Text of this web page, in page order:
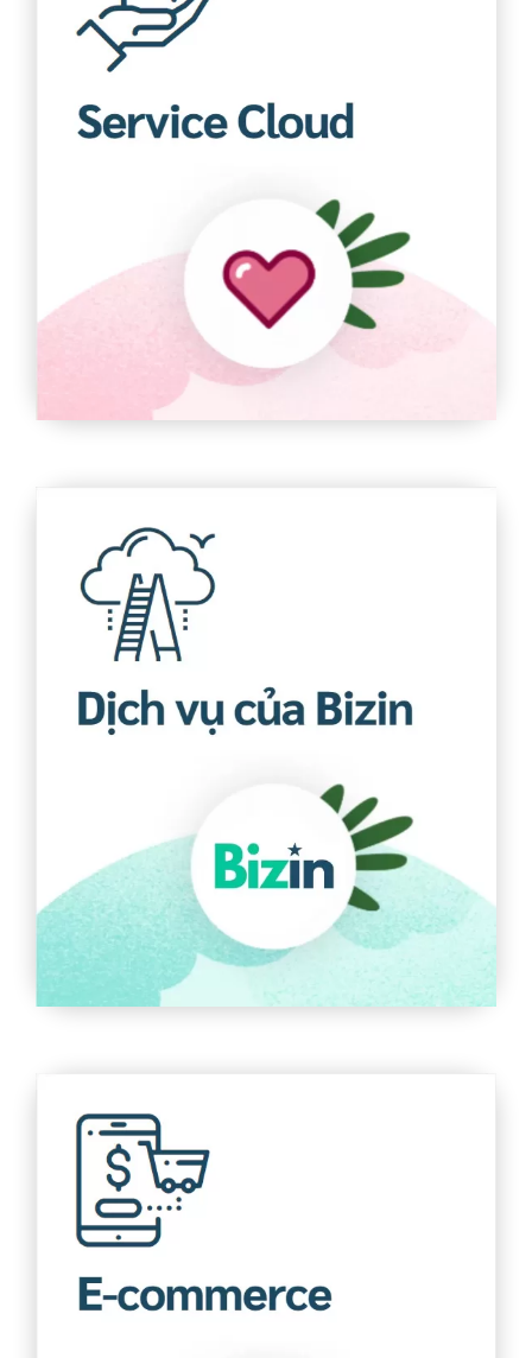
Cung cấp các công cụ để xử lý tình huống, cơ sở dữ
liệu, hỗ trợ đa kênh, tự động hóa và phân tích, cho
phép khách hàng trải nghiệm dịch vụ chăm sóc đặc
biệt
Tìm hiểu thêm
Dịch vụ của Bizin
Bizin khẳng định sự chuyên nghiệp thông qua các
dich vụ nhằm đưa khách hàng đến với thành công
thông qua chuyển đổi số
Tìm hiểu thêm